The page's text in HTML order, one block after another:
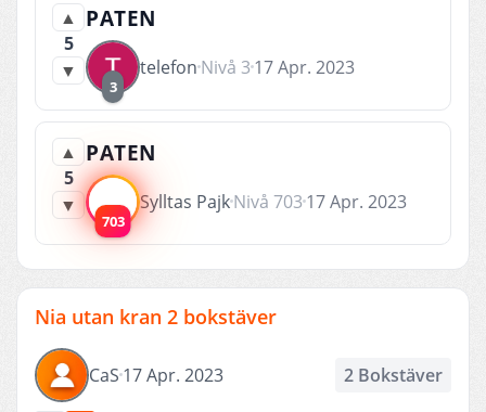
▲
5
▼
PATEN
3
telefon Nivå 3 17 Apr. 2023
▲
5
▼
PATEN
703
Sylltas PajkNivå 703 17 Apr. 2023
Nia utan kran 2 bokstäver
CaS 17 Apr. 2023 2 Bokstäver